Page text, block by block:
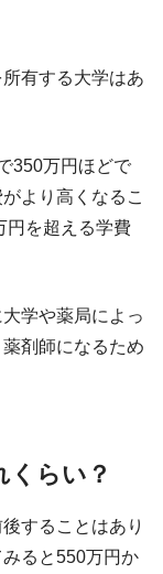
有する大学はあ
350万円ほどで
より高くなるこ
円を超える学費
学や薬局によっ
剤師になるため
くらい？
することはあり
ると550万円か